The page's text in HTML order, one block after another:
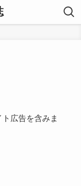
広告を含みま